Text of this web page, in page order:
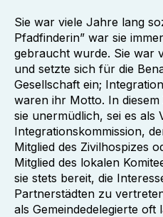
Sie war viele Jahre lang
Pfadfinderin” war sie
gebraucht wurde. Sie war
und setzte sich für die
Gesellschaft ein;
waren ihr Motto. In
sie unermüdlich, sei es als
Integrationskommission,
Mitglied des Zivilhospizes
Mitglied des lokalen
sie stets bereit, die
Partnerstädten zu
als Gemeindedelegierte